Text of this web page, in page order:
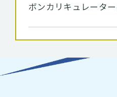
ボンカリキュレータ